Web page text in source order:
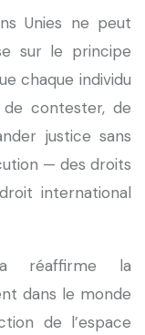
Unies ne peut
sur le principe
chaque individu
de contester, de
justice sans
— des droits
international
réaffirme la
dans le monde
de l’espace